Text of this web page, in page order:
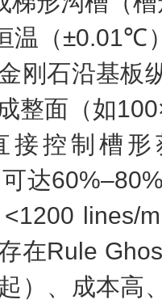
温（±0.01℃
刚石沿基板
整面（如
接控制槽
达
<1200 lines/
在Rule
）、成本高